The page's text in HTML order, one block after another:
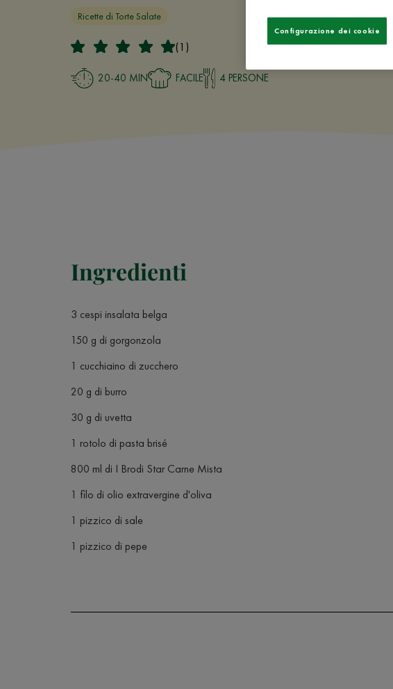
Ricette di Torte Salate
(1)
20-40 MIN FACILE 4 PERSONE
Ingredienti
3 cespi insalata belga
150 g di gorgonzola
1 cucchiaino di zucchero
20 g di burro
30 g di uvetta
1 rotolo di pasta brisé
800 ml di I Brodi Star Carne Mista
1 filo di olio extravergine d'oliva
1 pizzico di sale
1 pizzico di pepe
Configurazione dei cookie